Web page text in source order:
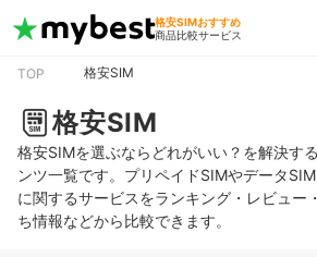
格安SIMおすすめ
商品比較サービス
TOP 格安SIM
格安SIM
格安SIMを選ぶならどれがいい？を解決す
ンツ一覧です。プリペイドSIMやデータ
に関するサービスをランキング・レビュー
ち情報などから比較できます。